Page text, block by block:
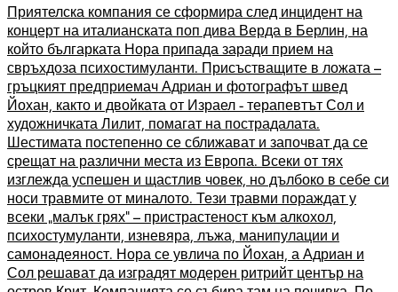
Приятелска компания се сформира след инцидент на
концерт на италианската поп дива Верда в Берлин, на
който българката Нора припада заради прием на
свръхдоза психостимуланти. Присъстващите в ложата –
гръцкият предприемач Адриан и фотографът швед
Йохан, както и двойката от Израел - терапевтът Сол и
художничката Лилит, помагат на пострадалата.
Шестимата постепенно се сближават и започват да се
срещат на различни места из Европа. Всеки от тях
изглежда успешен и щастлив човек, но дълбоко в себе си
носи травмите от миналото. Тези травми пораждат у
всеки „малък грях“ – пристрастеност към алкохол,
психостумуланти, изневяра, лъжа, манипулации и
самонадеяност. Нора се увлича по Йохан, а Адриан и
Сол решават да изградят модерен ритрийт център на